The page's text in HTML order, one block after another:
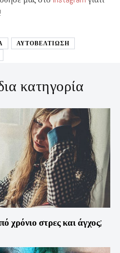
ΑΥΤΟΒΕΛΤΊΩΣΗ
κατηγορία
χρόνιο στρες και άγχος;